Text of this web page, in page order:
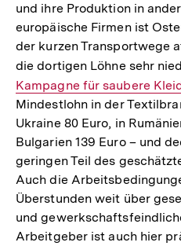
und ihre Produktion in
europäische Firmen ist
der kurzen Transportwege
die dortigen Löhne sehr
Kampagne für saubere
Mindestlohn in der
Ukraine 80 Euro, in
Bulgarien 139 Euro – und
geringen Teil des
Auch die
Überstunden weit über
und
Arbeitgeber ist auch hier